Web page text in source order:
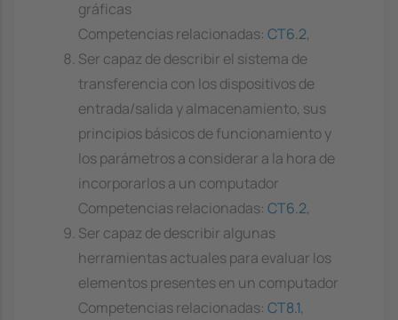
gráficas
Competencias relacionadas: CT6.2,
Ser capaz de describir el sistema de
transferencia con los dispositivos de
entrada/salida y almacenamiento, sus
principios básicos de funcionamiento y
los parámetros a considerar a la hora de
incorporarlos a un computador
Competencias relacionadas: CT6.2,
Ser capaz de describir algunas
herramientas actuales para evaluar los
elementos presentes en un computador
Competencias relacionadas: CT8.1,